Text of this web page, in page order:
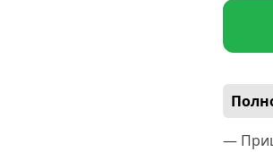
—